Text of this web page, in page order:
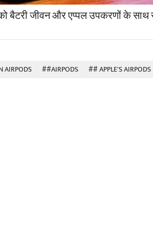
जीवन और एप्पल उपकरणों के साथ
AIRPODS ##AIRPODS ## APPLE'S AIRPODS